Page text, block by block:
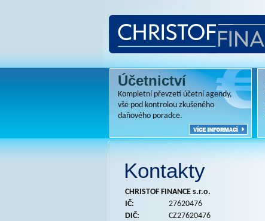
Účetnictví
Kompletní převzetí účetní agendy,
vše pod kontrolou zkušeného
daňového poradce.
Kontakty
CHRISTOF FINANCE s.r.o.
IČ:
27620476
DIČ:
CZ27620476